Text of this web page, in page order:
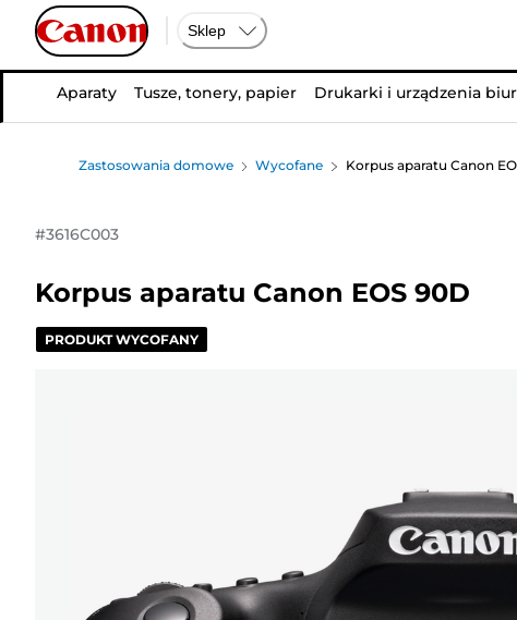
Sklep
Aparaty Tusze, tonery, papier Drukarki i urządzenia
Zastosowania domowe Wycofane Korpus aparatu Canon
#3616C003
Korpus aparatu Canon EOS 90D
PRODUKT WYCOFANY